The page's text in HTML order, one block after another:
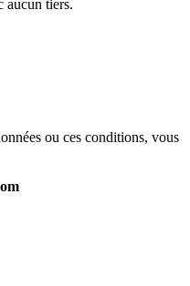
aucun tiers.
ou ces conditions, vous